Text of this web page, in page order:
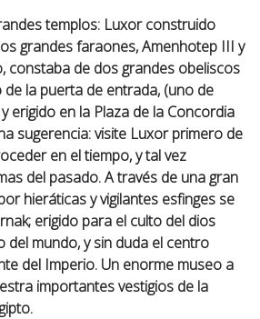
templos: Luxor construido
grandes faraones, Amenhotep III y
constaba de dos grandes obeliscos
la puerta de entrada, (uno de
erigido en la Plaza de la Concordia
sugerencia: visite Luxor primero de
en el tiempo, y tal vez
del pasado. A través de una gran
hieráticas y vigilantes esfinges se
erigido para el culto del dios
del mundo, y sin duda el centro
del Imperio. Un enorme museo a
importantes vestigios de la